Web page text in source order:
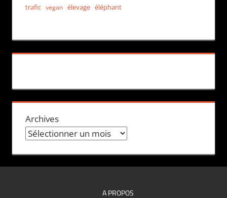
trafic vegan élevage éléphant
Archives
A PROPOS